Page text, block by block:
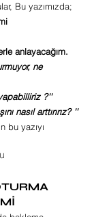
Bu yazımızda;
anlayacağım.
ne
?''
nasıl arttırırız? ''
bu yazıyı